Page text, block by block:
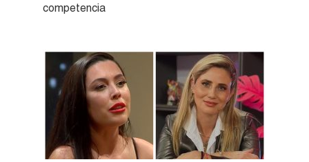
competencia